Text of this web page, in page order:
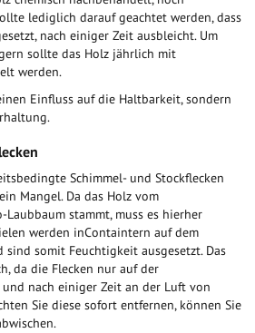
lediglich darauf geachtet werden, dass
nach einiger Zeit ausbleicht. Um
sollte das Holz jährlich mit
werden.
Einfluss auf die Haltbarkeit, sondern
Schimmel- und Stockflecken
Mangel. Da das Holz vom
Laubbaum stammt, muss es hierher
werden inContaintern auf dem
somit Feuchtigkeit ausgesetzt. Das
da die Flecken nur auf der
nach einiger Zeit an der Luft von
Sie diese sofort entfernen, können Sie